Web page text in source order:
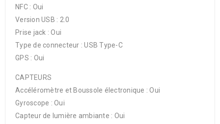
NFC : Oui
Version USB : 2.0
Prise jack : Oui
Type de connecteur : USB Type-C
GPS : Oui
CAPTEURS
Accéléromètre et Boussole électronique : Oui
Gyroscope : Oui
Capteur de lumière ambiante : Oui